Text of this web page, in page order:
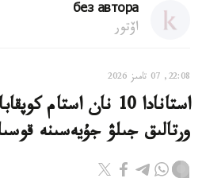
без автора
اۆتور
22:08, 07 تامىز 2026
استانادا 10 نان
ورتالىق جىلۋ جۇيەسىنە